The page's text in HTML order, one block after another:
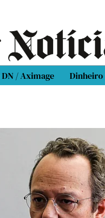
/ Aximage Dinheiro